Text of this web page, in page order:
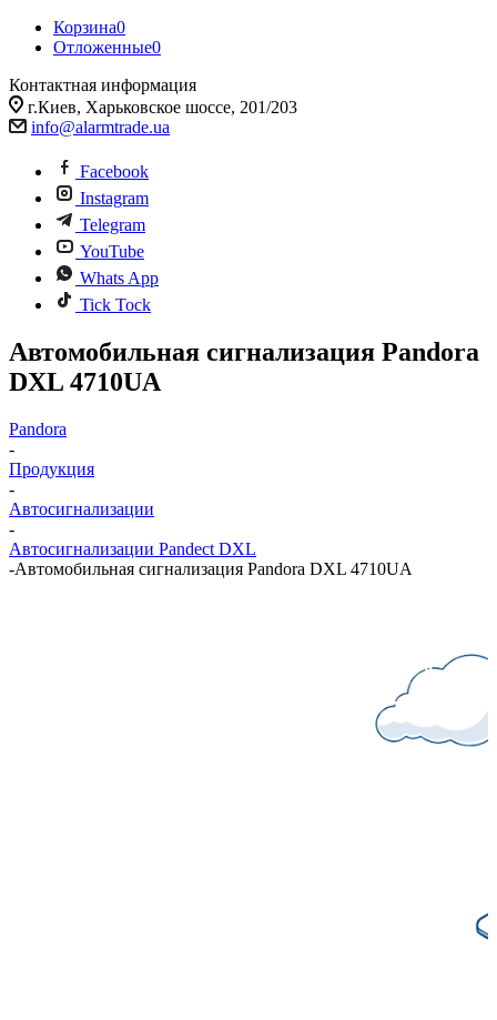
Корзина0
Отложенные0
Контактная информация
г.Киев, Харьковское шоссе, 201/203
info@alarmtrade.ua
Facebook
Instagram
Telegram
YouTube
Whats App
Tick Tock
Автомобильная сигнализация Pandora
DXL 4710UA
Pandora
-
Продукция
-
Автосигнализации
-
Автосигнализации Pandect DXL
-Автомобильная сигнализация Pandora DXL 4710UA